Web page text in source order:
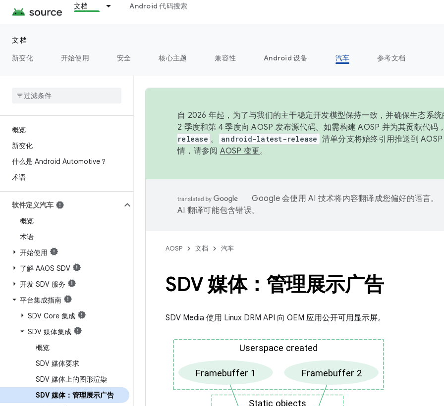
文档 Android 代码搜索
文档
新变化
开始使用 安全 核心主题 兼容性 Android 设备 汽车 参考文档
概览
新变化
什么是 Android Automotive？
术语
软件定义汽车
概览
术语
开始使用
了解 AAOS SDV
开发 SDV 服务
平台集成指南
SDV Core 集成
SDV 媒体集成
概览
SDV 媒体要求
SDV 媒体上的图形渲染
SDV 媒体：管理展示广告
自 2026 年起，为了与我们的主干稳定开发模型保持一致，并确保生态系
2 季度和第 4 季度向 AOSP 发布源代码。如需构建 AOSP 并为其贡献代码
release 。 android-latest-release 清单分支将始终引用推送到
情，请参阅 AOSP 变更。
Google 会使用 AI 技术将内容翻译成您偏好的语言。
AI 翻译可能包含错误。
AOSP 文档 汽车
SDV 媒体：管理展示广告
SDV Media 使用 Linux DRM API 向 OEM 应用公开可用显示屏。